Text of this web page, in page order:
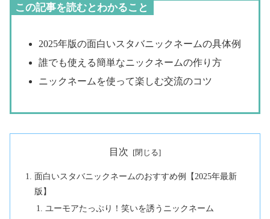
この記事を読むとわかること
2025年版の面白いスタバニックネームの具体例
誰でも使える簡単なニックネームの作り方
ニックネームを使って楽しむ交流のコツ
目次
面白いスタバニックネームのおすすめ例【2025年最新
版】
ユーモアたっぷり！笑いを誘うニックネーム